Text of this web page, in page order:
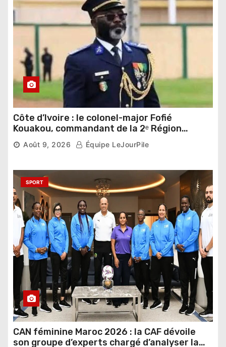
Côte d’Ivoire : le colonel-major Fofié
Kouakou, commandant de la 2ᵉ Région
militaire, n’est plus
Août 9, 2026 Équipe LeJourPile
SPORT
CAN féminine Maroc 2026 : la CAF dévoile
son groupe d’experts chargé d’analyser la